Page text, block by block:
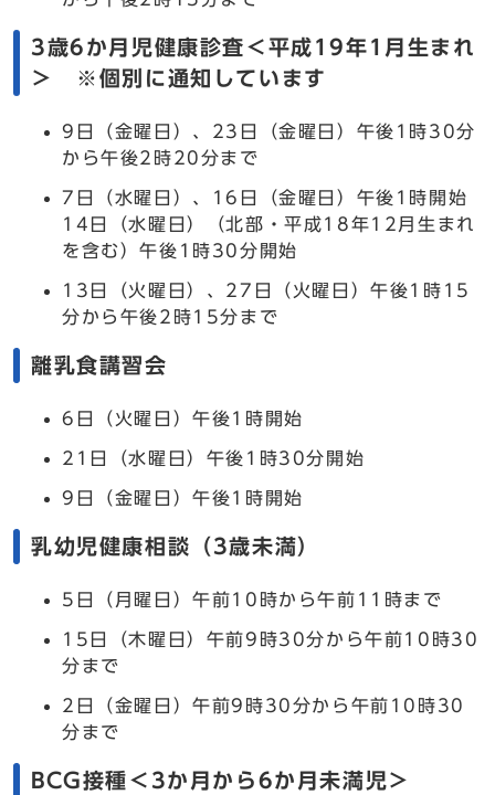
3歳6か月児健康診査＜平成19年1月生まれ
＞ ※個別に通知しています
9日（金曜日）、23日（金曜日）午後1時30分
から午後2時20分まで
7日（水曜日）、16日（金曜日）午後1時開始
14日（水曜日）（北部・平成18年12月生まれ
を含む）午後1時30分開始
13日（火曜日）、27日（火曜日）午後1時15
分から午後2時15分まで
離乳食講習会
6日（火曜日）午後1時開始
21日（水曜日）午後1時30分開始
9日（金曜日）午後1時開始
乳幼児健康相談（3歳未満）
5日（月曜日）午前10時から午前11時まで
15日（木曜日）午前9時30分から午前10時30
分まで
2日（金曜日）午前9時30分から午前10時30
分まで
BCG接種＜3か月から6か月未満児＞